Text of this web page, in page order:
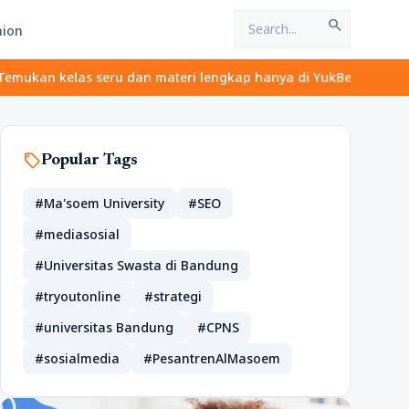
search
seru dan materi lengkap hanya di YukBelajar.com.
sellPopular Tags
#Ma'soem University
#SEO
#mediasosial
#Universitas Swasta di Bandung
#tryoutonline
#strategi
#universitas Bandung
#CPNS
#sosialmedia
#PesantrenAlMasoem